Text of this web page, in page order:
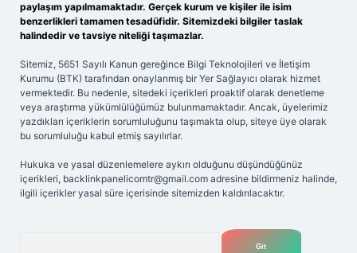
paylaşım yapılmamaktadır. Gerçek kurum ve kişiler ile isim
benzerlikleri tamamen tesadüfidir. Sitemizdeki bilgiler taslak
halindedir ve tavsiye niteliği taşımazlar.
Sitemiz, 5651 Sayılı Kanun gereğince Bilgi Teknolojileri ve İletişim
Kurumu (BTK) tarafından onaylanmış bir Yer Sağlayıcı olarak hizmet
vermektedir. Bu nedenle, sitedeki içerikleri proaktif olarak denetleme
veya araştırma yükümlülüğümüz bulunmamaktadır. Ancak, üyelerimiz
yazdıkları içeriklerin sorumluluğunu taşımakta olup, siteye üye olarak
bu sorumluluğu kabul etmiş sayılırlar.
Hukuka ve yasal düzenlemelere aykırı olduğunu düşündüğünüz
içerikleri, backlinkpanelicomtr@gmail.com adresine bildirmeniz halinde,
ilgili içerikler yasal süre içerisinde sitemizden kaldırılacaktır.